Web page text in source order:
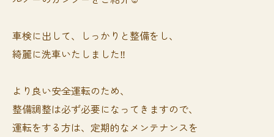
車検に出して、しっかりと整備をし、
綺麗に洗車いたしました‼️
より良い安全運転のため、
整備調整は必ず必要になってきますので、
運転をする方は、定期的なメンテナンスを